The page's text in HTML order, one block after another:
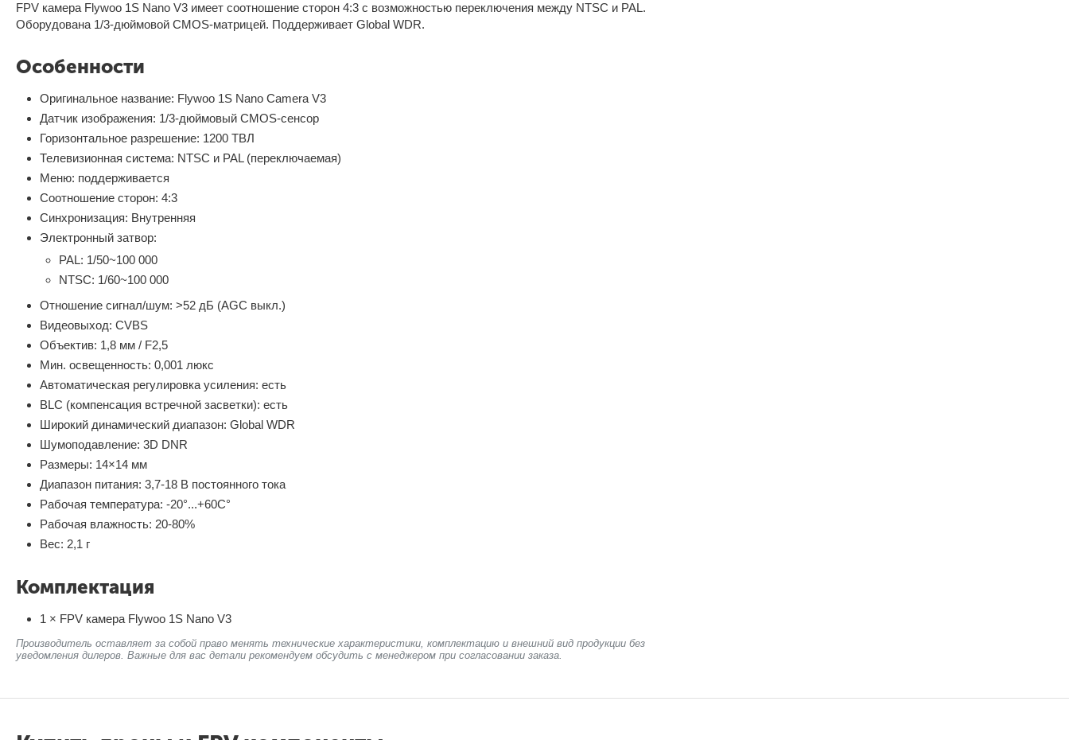
FPV камера Flywoo 1S Nano V3 имеет соотношение сторон 4:3 с возможностью переключения между NTSC и PAL.
Оборудована 1/3-дюймовой CMOS-матрицей. Поддерживает Global WDR.
Особенности
Оригинальное название: Flywoo 1S Nano Camera V3
Датчик изображения: 1/3-дюймовый CMOS-сенсор
Горизонтальное разрешение: 1200 ТВЛ
Телевизионная система: NTSC и PAL (переключаемая)
Меню: поддерживается
Соотношение сторон: 4:3
Синхронизация: Внутренняя
Электронный затвор:
PAL: 1/50~100 000
NTSC: 1/60~100 000
Отношение сигнал/шум: >52 дБ (AGC выкл.)
Видеовыход: CVBS
Объектив: 1,8 мм / F2,5
Мин. освещенность: 0,001 люкс
Автоматическая регулировка усиления: есть
BLC (компенсация встречной засветки): есть
Широкий динамический диапазон: Global WDR
Шумоподавление: 3D DNR
Размеры: 14×14 мм
Диапазон питания: 3,7-18 В постоянного тока
Рабочая температура: -20°...+60C°
Рабочая влажность: 20-80%
Вес: 2,1 г
Комплектация
1 × FPV камера Flywoo 1S Nano V3
Производитель оставляет за собой право менять технические характеристики, комплектацию и внешний вид продукции без
уведомления дилеров. Важные для вас детали рекомендуем обсудить с менеджером при согласовании заказа.